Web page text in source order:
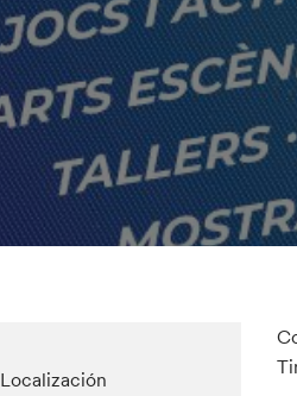
Localización